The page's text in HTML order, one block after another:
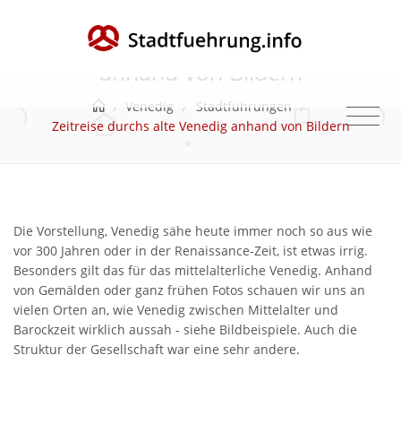
Zeitreise durchs alte Venedig
anhand von Bildern
/ Venedig / Stadtführungen /
Zeitreise durchs alte Venedig anhand von Bildern
Die Vorstellung, Venedig sähe heute immer noch so aus wie
vor 300 Jahren oder in der Renaissance-Zeit, ist etwas irrig.
Besonders gilt das für das mittelalterliche Venedig. Anhand
von Gemälden oder ganz frühen Fotos schauen wir uns an
vielen Orten an, wie Venedig zwischen Mittelalter und
Barockzeit wirklich aussah - siehe Bildbeispiele. Auch die
Struktur der Gesellschaft war eine sehr andere.